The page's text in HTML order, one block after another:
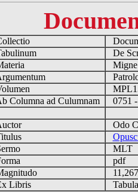
De
Columna ad Culumnam
0751
Odo
MLT
pdf
Libris